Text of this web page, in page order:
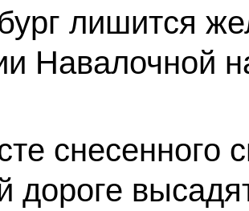
лишится
Навалочной
снесенного